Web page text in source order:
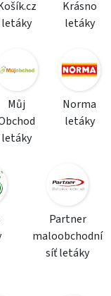
letáky
Krásno
letáky
Můj
letáky
Norma
letáky
Partner
maloobchodní
síť letáky